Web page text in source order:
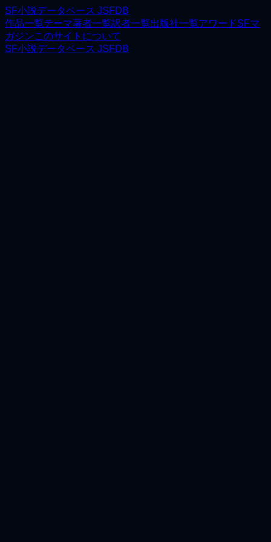
SF小説データベース JSFDB
作品一覧テーマ著者一覧訳者一覧出版社一覧アワードSFマ
ガジンこのサイトについて
SF小説データベース JSFDB